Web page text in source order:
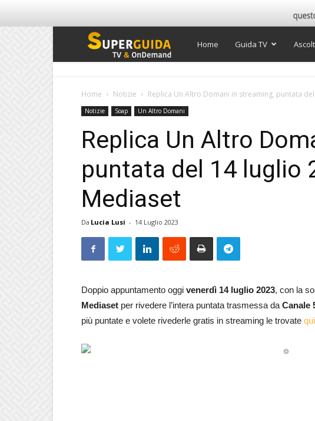
Super
Home Guida TV
Home Notizie Replica Un Altro Domani in streaming, puntata
Notizie Soap Un Altro Domani
Replica Un Altro
puntata del 14 luglio
Mediaset
Da Lucia Lusi - 14 Luglio 2023
Doppio appuntamento oggi venerdì 14 luglio 2023, con la
Mediaset per rivedere l’intera puntata trasmessa da Canale
più puntate e volete rivederle gratis in streaming le trovate